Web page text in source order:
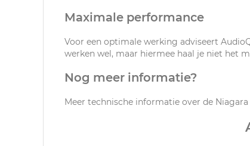
Maximale performance
Voor een optimale werking adviseert
werken wel, maar hiermee haal je niet het
Nog meer informatie?
Meer technische informatie over de